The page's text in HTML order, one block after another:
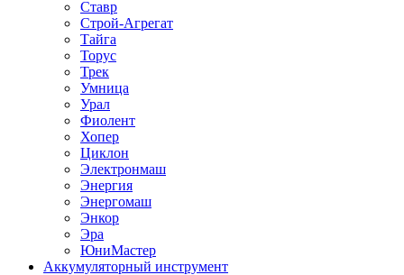
Ставр
Строй-Агрегат
Тайга
Торус
Трек
Умница
Урал
Фиолент
Хопер
Циклон
Электронмаш
Энергия
Энергомаш
Энкор
Эра
ЮниМастер
Аккумуляторный инструмент